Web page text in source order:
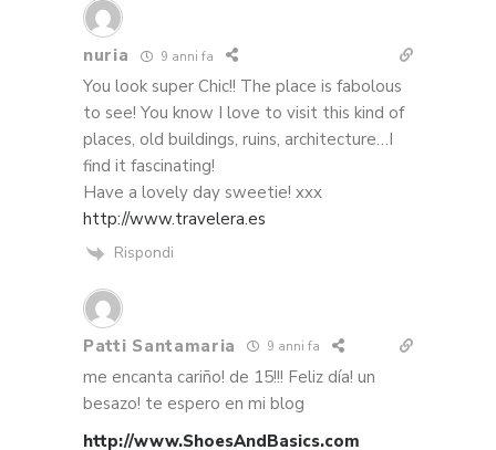
nuria 9 anni fa
You look super Chic!! The place is fabolous
to see! You know I love to visit this kind of
places, old buildings, ruins, architecture…I
find it fascinating!
Have a lovely day sweetie! xxx
http://www.travelera.es
Rispondi
Patti Santamaria 9 anni fa
me encanta cariño! de 15!!! Feliz día! un
besazo! te espero en mi blog
http://www.ShoesAndBasics.com